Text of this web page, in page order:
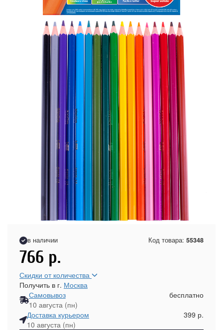
в наличии Код товара: 55348
766 р.
Скидки от количества
Получить в г. Москва
Самовывоз
10 августа (пн)
бесплатно
Доставка курьером
10 августа (пн)
399 р.